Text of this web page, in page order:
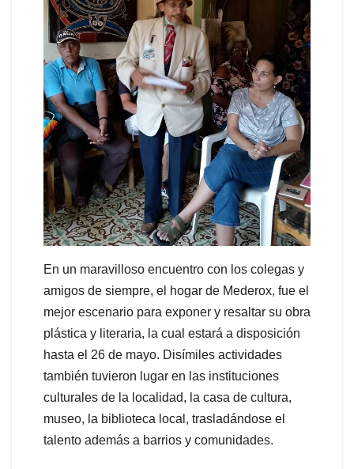
En un maravilloso encuentro con los colegas y
amigos de siempre, el hogar de Mederox, fue el
mejor escenario para exponer y resaltar su obra
plástica y literaria, la cual estará a disposición
hasta el 26 de mayo. Disímiles actividades
también tuvieron lugar en las instituciones
culturales de la localidad, la casa de cultura,
museo, la biblioteca local, trasladándose el
talento además a barrios y comunidades.